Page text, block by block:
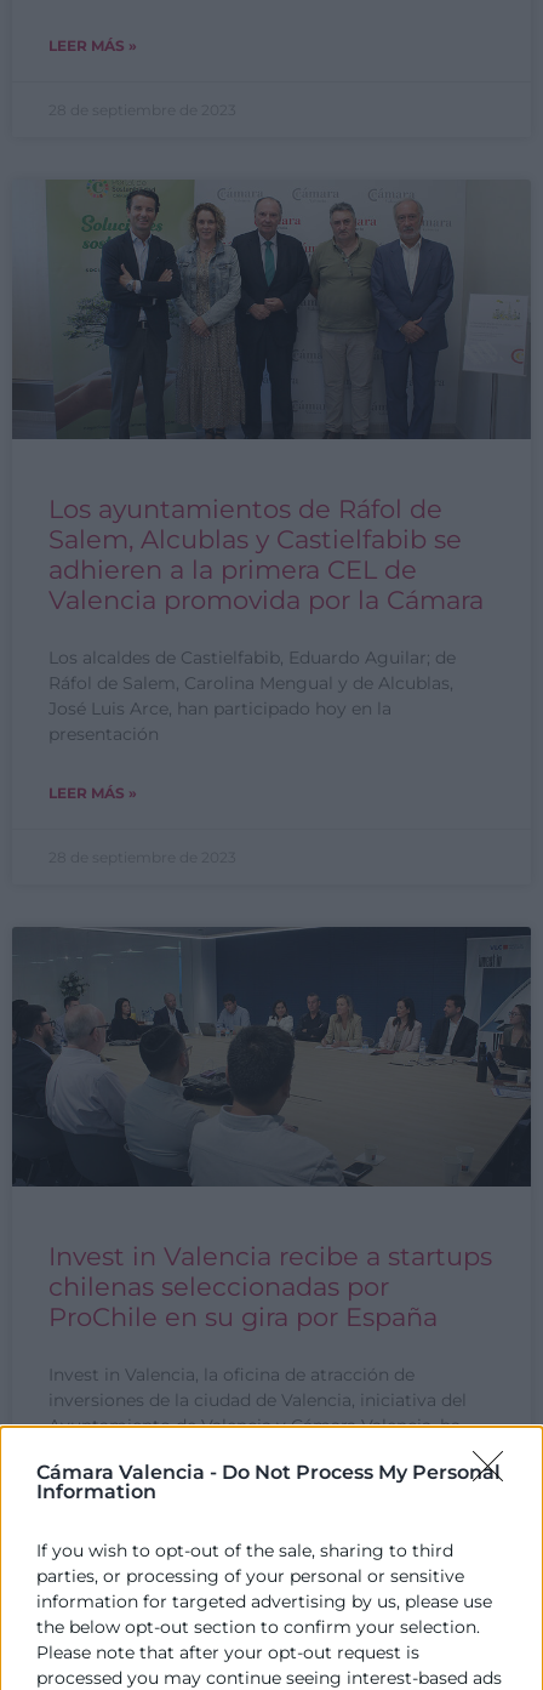
Cámara Valencia - Do Not Process My Personal
Information
If you wish to opt-out of the sale, sharing to third
parties, or processing of your personal or sensitive
information for targeted advertising by us, please use
the below opt-out section to confirm your selection.
Please note that after your opt-out request is
processed you may continue seeing interest-based ads
LEER MÁS »
Los ayuntamientos de Ráfol de
Salem, Alcublas y Castielfabib se
adhieren a la primera CEL de
Valencia promovida por la Cámara
Los alcaldes de Castielfabib, Eduardo Aguilar; de
Ráfol de Salem, Carolina Mengual y de Alcublas,
José Luis Arce, han participado hoy en la
presentación
LEER MÁS »
Invest in Valencia recibe a startups
chilenas seleccionadas por
ProChile en su gira por España
Invest in Valencia, la oficina de atracción de
inversiones de la ciudad de Valencia, iniciativa del
Ayuntamiento de Valencia y Cámara Valencia, ha
27 de septiembre de 2023